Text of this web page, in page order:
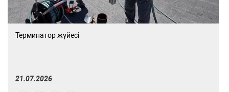
Терминатор жүйесі
21.07.2026